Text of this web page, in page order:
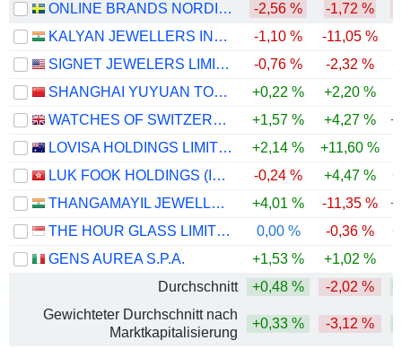
ONLINE BRANDS NORDIC AB -2,56 % -1,72 %
KALYAN JEWELLERS INDIA LIMITED
-1,10 % -11,05 %
SIGNET JEWELERS LIMITED
-0,76 % -2,32 %
SHANGHAI YUYUAN TOURIST MART (GROUP) CO., LTD.
+0,22 % +2,20 %
WATCHES OF SWITZERLAND GROUP PLC
+1,57 % +4,27 %
LOVISA HOLDINGS LIMITED
+2,14 % +11,60 %
LUK FOOK HOLDINGS (INTERNATIONAL) LIMITED
-0,24 % +4,47 %
THANGAMAYIL JEWELLERY LIMITED
+4,01 % -11,35 %
THE HOUR GLASS LIMITED
0,00 % -0,36 %
GENS AUREA S.P.A.
+1,53 %
+1,02 %
Durchschnitt
+0,48 % -2,02 %
Gewichteter Durchschnitt nach
Marktkapitalisierung
+0,33 % -3,12 %